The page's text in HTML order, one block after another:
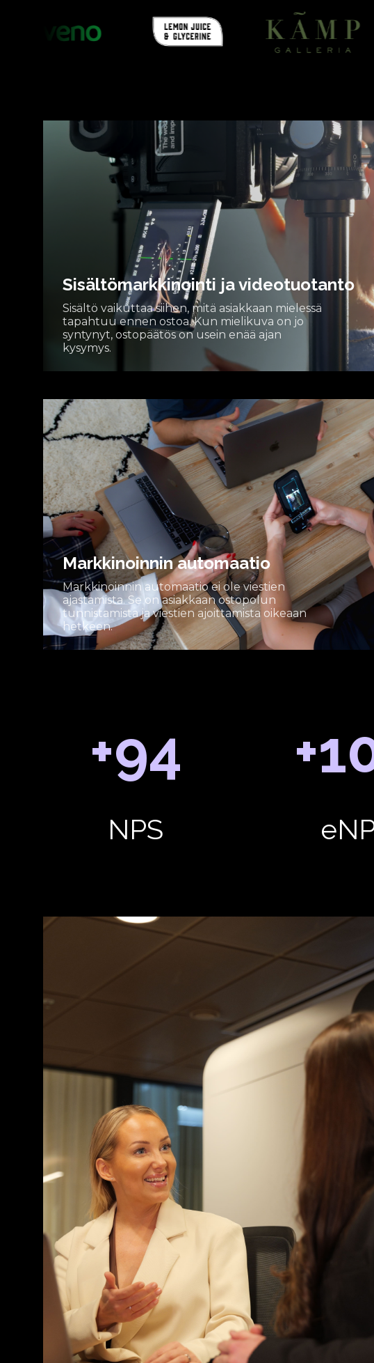
Sisältömarkkinointi ja videotuotanto
Sisältö vaikuttaa siihen, mitä asiakkaan mielessä
tapahtuu ennen ostoa. Kun mielikuva on jo
syntynyt, ostopäätös on usein enää ajan
kysymys.
Markkinoinnin automaatio
Markkinoinnin automaatio ei ole viestien
ajastamista. Se on asiakkaan ostopolun
tunnistamista ja viestien ajoittamista oikeaan
hetkeen.
+94
NPS